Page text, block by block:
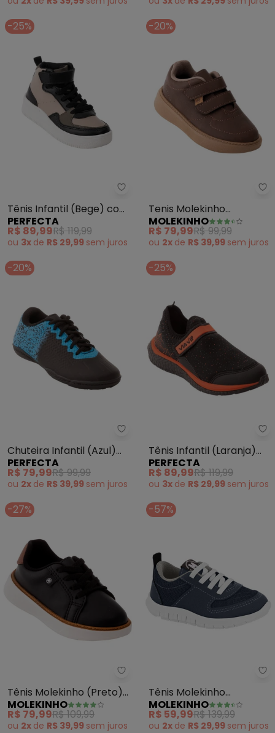
-25%
Perfecta - Tênis Infantil (Bege)
Tênis Infantil (Bege) com
Velcro
PERFECTA
R$ 89,99R$ 119,99
ou 3x de R$ 29,99 sem juros
-20%
Tenis Molekinho
(Marrom)
MOLEKINHO
R$ 79,99R$ 99,99
ou 2x de R$ 39,99 sem juros
-20%
Perfecta - Chuteira Infantil
Chuteira Infantil (Azul)
em Sintético
PERFECTA
R$ 79,99R$ 99,99
ou 2x de R$ 39,99 sem juros
-25%
Tênis Infantil (Laranja)
em Tecito
PERFECTA
R$ 89,99R$ 119,99
ou 3x de R$ 29,99 sem juros
-27%
Molekinho - Tênis Molekinho
Tênis Molekinho (Preto)
em Sintético
MOLEKINHO
R$ 79,99R$ 109,99
ou 2x de R$ 39,99 sem juros
-57%
Tênis Molekinho
(Marinho) em Tecido
MOLEKINHO
R$ 59,99R$ 139,99
ou 2x de R$ 29,99 sem juros